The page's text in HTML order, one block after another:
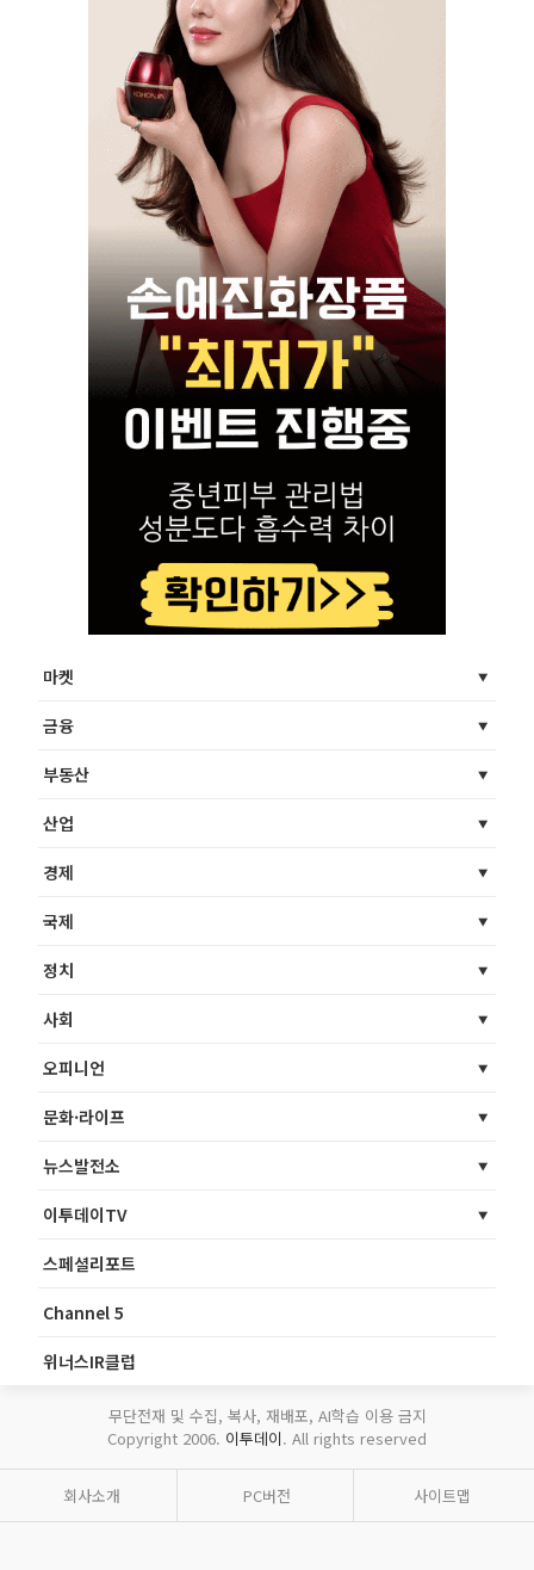
마켓
금융
부동산
산업
경제
국제
정치
사회
오피니언
문화·라이프
뉴스발전소
이투데이TV
스페셜리포트
Channel 5
위너스IR클럽
무단전재 및 수집, 복사, 재배포, AI학습 이용 금지
Copyright 2006. 이투데이. All rights reserved
회사소개 PC버전 사이트맵